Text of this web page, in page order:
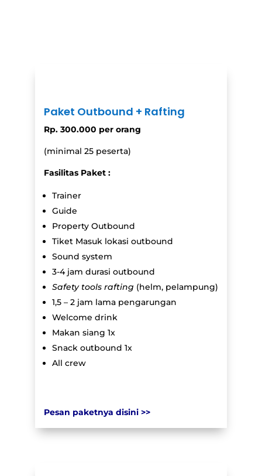
Paket Outbound + Rafting
Rp. 300.000 per orang
(minimal 25 peserta)
Fasilitas Paket :
Trainer
Guide
Property Outbound
Tiket Masuk lokasi outbound
Sound system
3-4 jam durasi outbound
Safety tools rafting (helm, pelampung)
1,5 – 2 jam lama pengarungan
Welcome drink
Makan siang 1x
Snack outbound 1x
All crew
Pesan paketnya disini >>